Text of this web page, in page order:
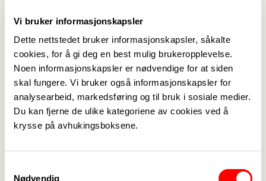
Vi bruker informasjonskapsler
Dette nettstedet bruker informasjonskapsler, såkalte
cookies, for å gi deg en best mulig brukeropplevelse.
Noen informasjonskapsler er nødvendige for at siden
skal fungere. Vi bruker også informasjonskapsler for
analysearbeid, markedsføring og til bruk i sosiale medier.
Du kan fjerne de ulike kategoriene av cookies ved å
krysse på avhukingsboksene.
Nødvendig
omsorg.
- Mitt mål er å bli autorisert helsefagarbeider. Jeg
omskolerer meg i voksen alder innen helse- og
omsorg, og forberedelseskursene til HEA3103 er
en viktig del. I tillegg gir de meg faglig utvikling,
ekstra kompetanse og forhåpentligvis høyere
lønn. Fra før har jeg introduksjonskurs for
innen helsefag. Kompetansen som flyvertinne
ligger i bunn, og til nå har den vært god å ha,